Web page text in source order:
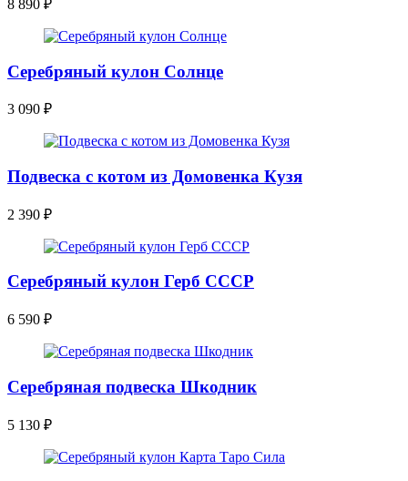
8 890 ₽
Серебряный кулон Солнце
3 090 ₽
Подвеска с котом из Домовенка Кузя
2 390 ₽
Серебряный кулон Герб СССР
6 590 ₽
Серебряная подвеска Шкодник
5 130 ₽